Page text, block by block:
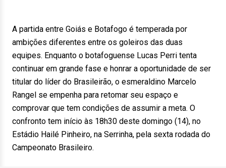
A partida entre Goiás e Botafogo é temperada por
ambições diferentes entre os goleiros das duas
equipes. Enquanto o botafoguense Lucas Perri tenta
continuar em grande fase e honrar a oportunidade de ser
titular do líder do Brasileirão, o esmeraldino Marcelo
Rangel se empenha para retomar seu espaço e
comprovar que tem condições de assumir a meta. O
confronto tem início às 18h30 deste domingo (14), no
Estádio Hailé Pinheiro, na Serrinha, pela sexta rodada do
Campeonato Brasileiro.